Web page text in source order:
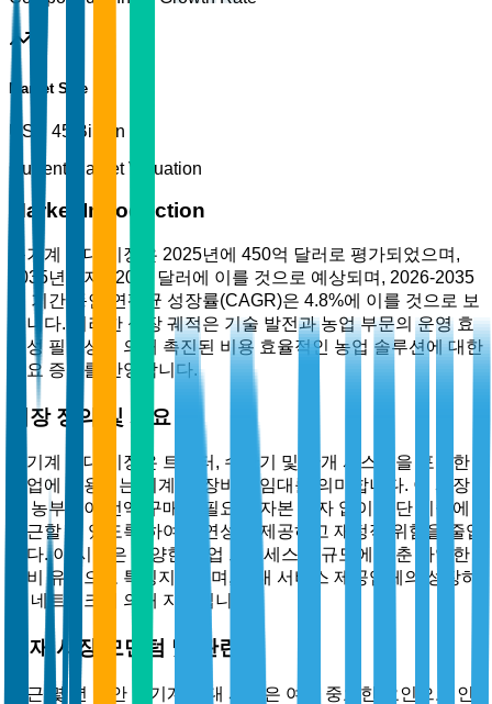
Market Size
USD 45 Billion
Current Market Valuation
Market Introduction
농기계 임대 시장은 2025년에 450억 달러로 평가되었으며,
2035년까지 720억 달러에 이를 것으로 예상되며, 2026-2035
년 기간 동안 연평균 성장률(CAGR)은 4.8%에 이를 것으로 보
입니다. 이러한 성장 궤적은 기술 발전과 농업 부문의 운영 효
율성 필요성에 의해 촉진된 비용 효율적인 농업 솔루션에 대한
수요 증가를 반영합니다.
시장 정의 및 개요
농기계 임대 시장은 트랙터, 수확기 및 관개 시스템을 포함한
농업에 사용되는 기계 및 장비의 임대를 의미합니다. 이 시장
은 농부들이 전액 구매에 필요한 자본 투자 없이 첨단 기술에
접근할 수 있도록 하여 유연성을 제공하고 재정적 위험을 줄입
니다. 이 시장은 다양한 농업 프로세스와 규모에 맞춘 다양한
장비 유형으로 특징지어지며, 임대 서비스 제공업체의 성장하
는 네트워크에 의해 지원됩니다.
현재 시장 모멘텀 및 관련성
최근 몇 년 동안 농기계 임대 시장은 여러 중요한 요인으로 인